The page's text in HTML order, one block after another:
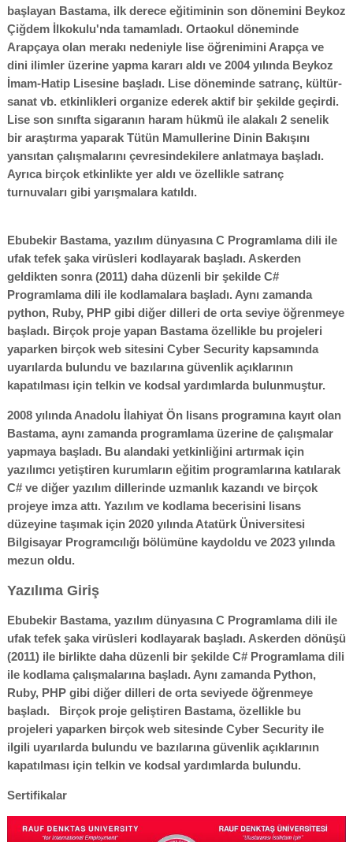
başlayan Bastama, ilk derece eğitiminin son dönemini Beykoz
Çiğdem İlkokulu'nda tamamladı. Ortaokul döneminde
Arapçaya olan merakı nedeniyle lise öğrenimini Arapça ve
dini ilimler üzerine yapma kararı aldı ve 2004 yılında Beykoz
İmam-Hatip Lisesine başladı. Lise döneminde satranç, kültür-
sanat vb. etkinlikleri organize ederek aktif bir şekilde geçirdi.
Lise son sınıfta sigaranın haram hükmü ile alakalı 2 senelik
bir araştırma yaparak Tütün Mamullerine Dinin Bakışını
yansıtan çalışmalarını çevresindekilere anlatmaya başladı.
Ayrıca birçok etkinlikte yer aldı ve özellikle satranç
turnuvaları gibi yarışmalara katıldı.
Ebubekir Bastama, yazılım dünyasına C Programlama dili ile
ufak tefek şaka virüsleri kodlayarak başladı. Askerden
geldikten sonra (2011) daha düzenli bir şekilde C#
Programlama dili ile kodlamalara başladı. Aynı zamanda
python, Ruby, PHP gibi diğer dilleri de orta seviye öğrenmeye
başladı. Birçok proje yapan Bastama özellikle bu projeleri
yaparken birçok web sitesini Cyber Security kapsamında
uyarılarda bulundu ve bazılarına güvenlik açıklarının
kapatılması için telkin ve kodsal yardımlarda bulunmuştur.
2008 yılında Anadolu İlahiyat Ön lisans programına kayıt olan
Bastama, aynı zamanda programlama üzerine de çalışmalar
yapmaya başladı. Bu alandaki yetkinliğini artırmak için
yazılımcı yetiştiren kurumların eğitim programlarına katılarak
C# ve diğer yazılım dillerinde uzmanlık kazandı ve birçok
projeye imza attı. Yazılım ve kodlama becerisini lisans
düzeyine taşımak için 2020 yılında Atatürk Üniversitesi
Bilgisayar Programcılığı bölümüne kaydoldu ve 2023 yılında
mezun oldu.
Yazılıma Giriş
Ebubekir Bastama, yazılım dünyasına C Programlama dili ile
ufak tefek şaka virüsleri kodlayarak başladı. Askerden dönüşü
(2011) ile birlikte daha düzenli bir şekilde C# Programlama dili
ile kodlama çalışmalarına başladı. Aynı zamanda Python,
Ruby, PHP gibi diğer dilleri de orta seviyede öğrenmeye
başladı.
Birçok proje geliştiren Bastama, özellikle bu
projeleri yaparken birçok web sitesinde Cyber Security ile
ilgili uyarılarda bulundu ve bazılarına güvenlik açıklarının
kapatılması için telkin ve kodsal yardımlarda bulundu.
Sertifikalar